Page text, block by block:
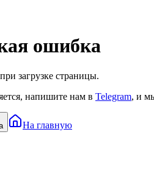
ошибка
загрузке страницы.
напишите нам в Telegram, и
На главную